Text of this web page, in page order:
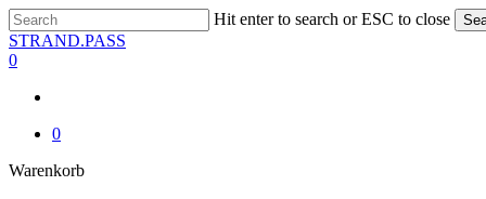
Skip
to
main
Hit enter to search or ESC to close
Close
Search
STRAND.PASS
0
0
WarenkorbClose